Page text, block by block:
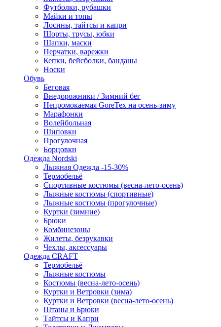
Футболки, рубашки
Майки и топы
Лосины, тайтсы и капри
Шорты, трусы, юбки
Шапки, маски
Перчатки, варежки
Кепки, бейсболки, банданы
Носки
Обувь
Беговая
Внедорожники / Зимний бег
Непромокаемая GoreTex на осень-зиму
Марафонки
Волейбольная
Шиповки
Прогулочная
Борцовки
Одежда Nordski
Лыжная Одежда -15-30%
Термобельё
Спортивные костюмы (весна-лето-осень)
Лыжные костюмы (спортивные)
Лыжные костюмы (прогулочные)
Куртки (зимние)
Брюки
Комбинезоны
Жилеты, безрукавки
Чехлы, аксессуары
Одежда CRAFT
Термобельё
Лыжные костюмы
Костюмы (весна-лето-осень)
Куртки и Ветровки (зима)
Куртки и Ветровки (весна-лето-осень)
Штаны и Брюки
Тайтсы и Капри